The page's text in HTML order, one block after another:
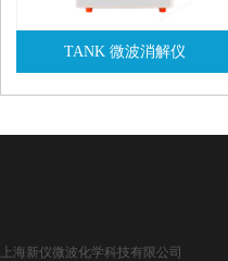
TANK 微波消解仪
查看详情
上海新仪微波化学科技有限公司